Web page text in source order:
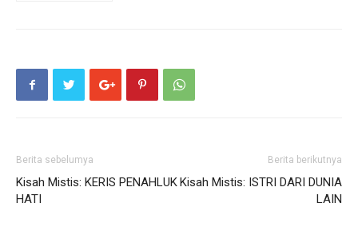
Berita sebelumya
Kisah Mistis: KERIS PENAHLUK
HATI
Berita berikutnya
Kisah Mistis: ISTRI DARI DUNIA
LAIN